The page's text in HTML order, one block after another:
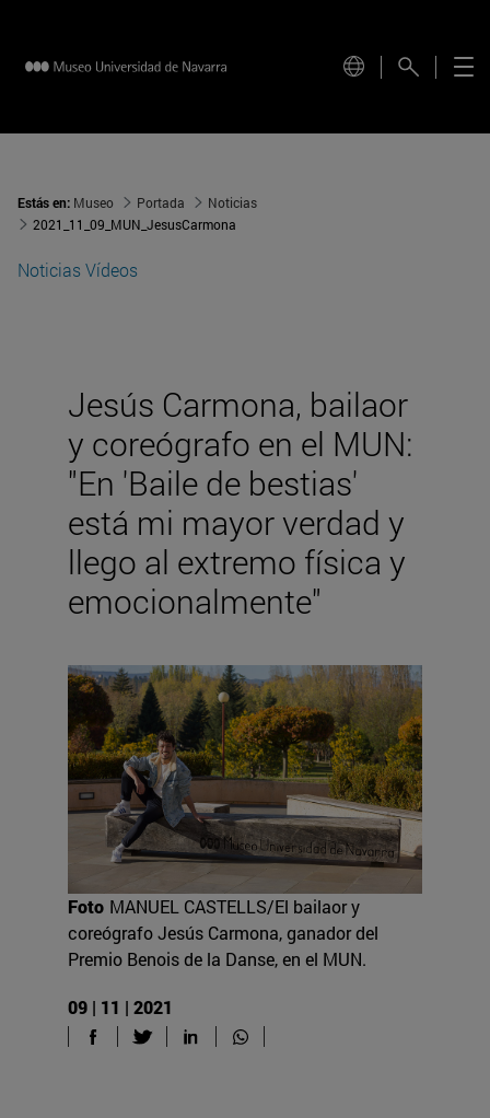
Estás en: Museo Portada
Noticias
2021_11_09_MUN_JesusCarmona
Noticias Vídeos
Jesús Carmona, bailaor
y coreógrafo en el MUN:
"En 'Baile de bestias'
está mi mayor verdad y
llego al extremo física y
emocionalmente"
Foto MANUEL CASTELLS/El bailaor y
coreógrafo Jesús Carmona, ganador del
Premio Benois de la Danse, en el MUN.
09 | 11 | 2021